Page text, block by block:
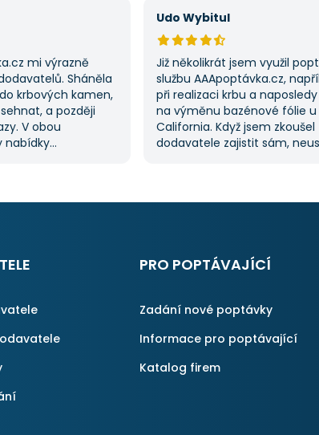
mi výrazně
Sháněla
krbových kamen,
a později
V obou
nabídky
něco potřebuji.
Udo Wybitul
Již několikrát jsem využil
službu AAApoptávka.cz,
při realizaci krbu a naposledy
na výměnu bazénové fólie
California. Když jsem zkoušel
dodavatele zajistit sám,
S poskytnutými službami
PRO POPTÁVAJÍCÍ
Zadání nové poptávky
Informace pro poptávající
Katalog firem